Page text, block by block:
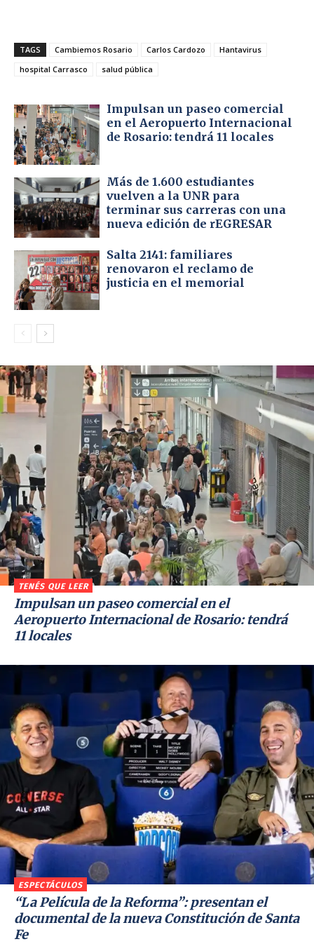
TAGS Cambiemos Rosario Carlos Cardozo
Hantavirus
hospital Carrasco
salud pública
Impulsan un paseo comercial
en el Aeropuerto Internacional
de Rosario: tendrá 11 locales
Más de 1.600 estudiantes
vuelven a la UNR para
terminar sus carreras con una
nueva edición de rEGRESAR
Salta 2141: familiares
renovaron el reclamo de
justicia en el memorial
TENÉS QUE LEER
Impulsan un paseo comercial en el
Aeropuerto Internacional de Rosario: tendrá
11 locales
ESPECTÁCULOS
“La Película de la Reforma”: presentan el
documental de la nueva Constitución de Santa
Fe